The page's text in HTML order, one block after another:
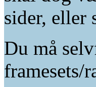
sider, eller
Du må
framesets/